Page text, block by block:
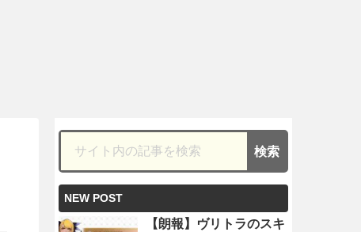
NEW POST
【朗報】ヴリトラのスキ